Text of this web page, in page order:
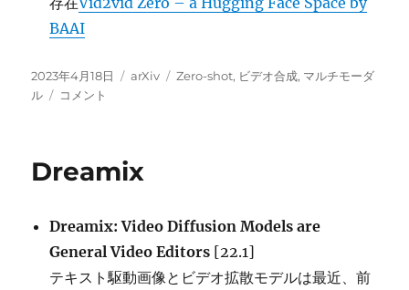
BAAI
投
稿
2023年4月18日
カ
arXiv
タ
Zero-shot, ビデオ合成, マルチモーダ
ル
ゼ
ッ
ビ
デ
編
コメント
Dreamix
Dreamix: Video Diffusion Models are
General Video Editors [22.1]
テキスト駆動画像とビデオ拡散モデルは最近、前